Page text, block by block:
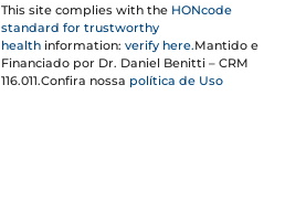
This site complies with the HONcode
standard for trustworthy
health information:verify here.Mantido e
Financiado por Dr. Daniel Benitti – CRM
116.011.Confira nossa política de Uso